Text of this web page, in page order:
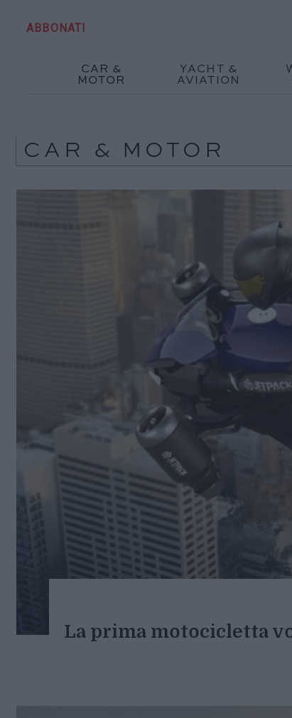
ABBONATI
CAR &
MOTOR
YACHT &
AVIATION
CAR & MOTOR
La prima motocicletta